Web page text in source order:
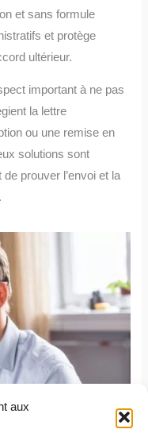
aux
et sans formule
et protège
ultérieur.
important à ne pas
la lettre
ou une remise en
solutions sont
prouver l’envoi et la